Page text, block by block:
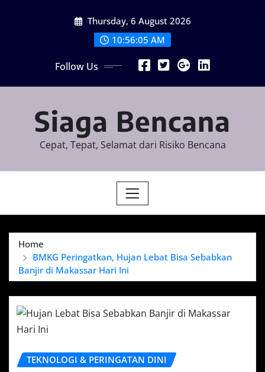
Thursday, 6 August 2026
10:56:06 AM
Follow Us
Siaga Bencana
Cepat, Tepat, Selamat dari Risiko Bencana
Home
BMKG Peringatkan, Hujan Lebat Bisa Sebabkan
Banjir di Makassar Hari Ini
TEKNOLOGI & PERINGATAN DINI